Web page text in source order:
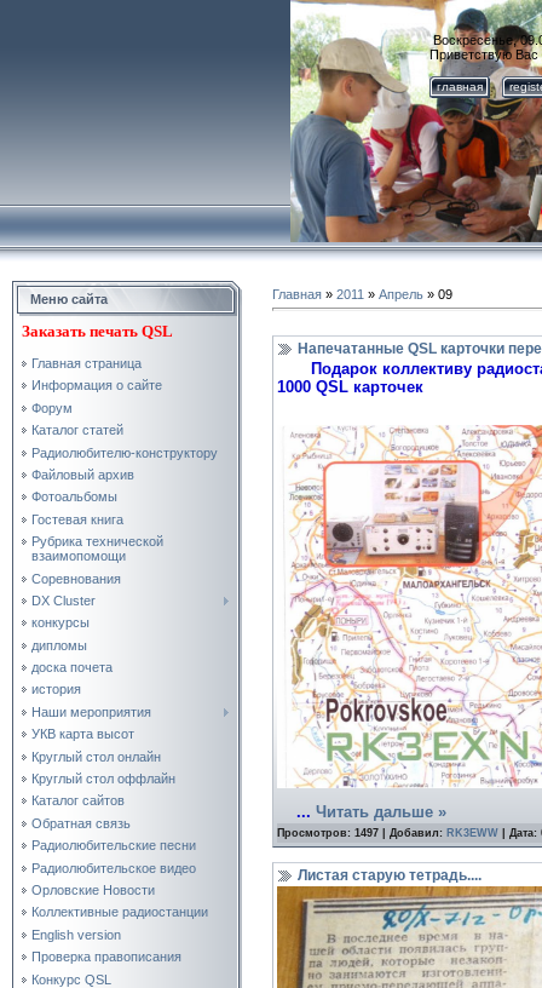
Воскресенье,
Приветствую Вас
главная
Меню сайта
Заказать печать QSL
Главная страница
Информация о сайте
Форум
Каталог статей
Радиолюбителю-конструктору
Файловый архив
Фотоальбомы
Гостевая книга
Рубрика технической
взаимопомощи
Соревнования
DX Cluster
конкурсы
дипломы
доска почета
история
Наши мероприятия
УКВ карта высот
Круглый стол онлайн
Круглый стол оффлайн
Каталог сайтов
Обратная связь
Радиолюбительские песни
Радиолюбительское видео
Орловские Новости
Коллективные радиостанции
English version
Проверка правописания
Конкурс QSL
Главная » 2011 » Апрель » 09
Напечатанные QSL карточки
Подарок коллективу
1000 QSL карточек
... Читать дальше »
Просмотров: 1497 Добавил: RK3EWW Дата:
Листая старую тетрадь....